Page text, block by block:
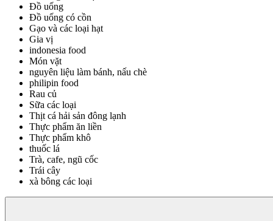
Đồ uống
Đồ uống có cồn
Gạo và các loại hạt
Gia vị
indonesia food
Món vặt
nguyên liệu làm bánh, nấu chè
philipin food
Rau củ
Sữa các loại
Thịt cá hải sản đông lạnh
Thực phẩm ăn liền
Thực phẩm khô
thuốc lá
Trà, cafe, ngũ cốc
Trái cây
xà bông các loại